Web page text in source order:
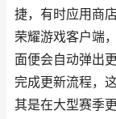
捷，有时应用商
荣耀游戏客户端
面便会自动弹出
完成更新流程，
其是在大型赛季